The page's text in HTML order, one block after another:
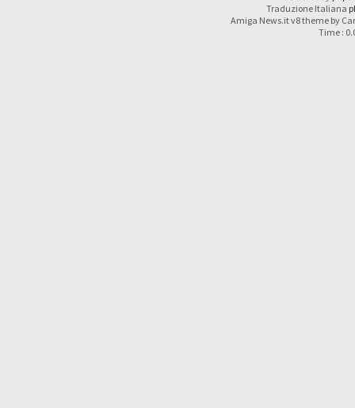
Traduzione Italiana
Amiga News.it v8 theme by
Time :